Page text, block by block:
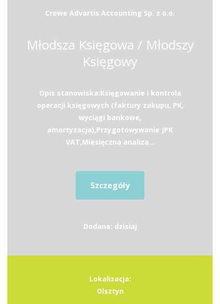
Crowe Advartis Accounting Sp. z o.o.
Młodsza Księgowa / Młodszy
Księgowy
Opis stanowiska:Księgowanie i kontrola
operacji księgowych (faktury zakupu, PK,
wyciągi bankowe,
amortyzacja),Przygotowywanie JPK
VAT,Miesięczna analiza...
Szczegóły
Dodane: dzisiaj
Lokalizacja:
Olsztyn